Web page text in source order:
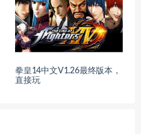
拳皇14中文V1.26最终版本，
直接玩